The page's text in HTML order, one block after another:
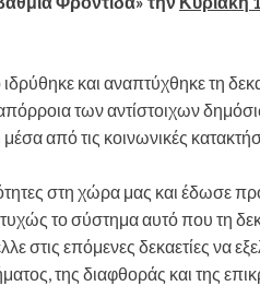
και αναπτύχθηκε τη
των αντίστοιχων
από τις κοινωνικές
στη χώρα μας και έδωσε
το σύστημα αυτό που τη
στις επόμενες δεκαετίες να
της διαφθοράς και της